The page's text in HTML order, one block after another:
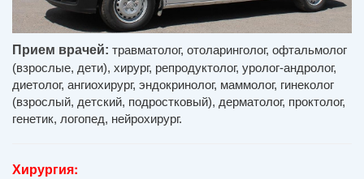
Прием врачей: травматолог, отоларинголог, офтальмолог
(взрослые, дети), хирург, репродуктолог, уролог-андролог,
диетолог, ангиохирург, эндокринолог, маммолог, гинеколог
(взрослый, детский, подростковый), дерматолог, проктолог,
генетик, логопед, нейрохирург.
Хирургия: